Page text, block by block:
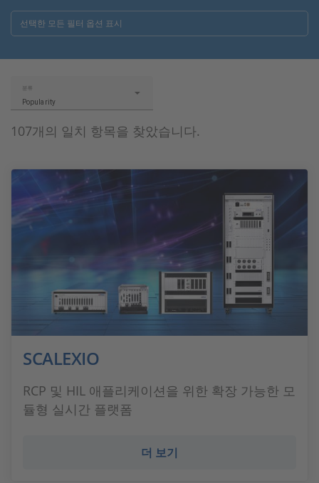
선택한 모든 필터 옵션 표시
107개의 일치 항목을 찾았습니다.
분류
Popularity
SCALEXIO
RCP 및 HIL 애플리케이션을 위한 확장 가능한 모
듈형 실시간 플랫폼
더 보기